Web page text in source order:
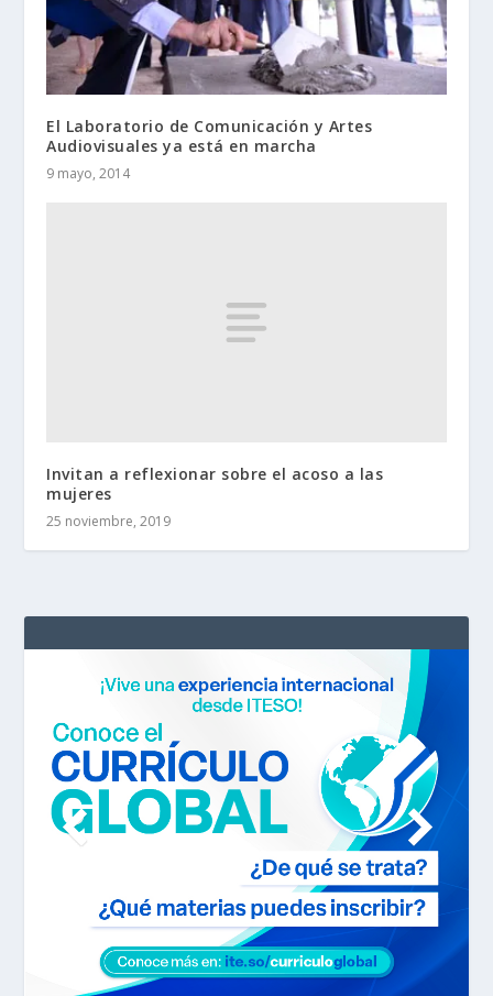
El Laboratorio de Comunicación y Artes
Audiovisuales ya está en marcha
9 mayo, 2014
Invitan a reflexionar sobre el acoso a las
mujeres
25 noviembre, 2019